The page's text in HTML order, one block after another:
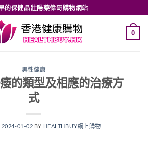
的保健品壯陽藥偉哥購物網站
0
男性健康
的類型及相應的治療方
式
2024-01-02 BY HEALTHBUY網上購物